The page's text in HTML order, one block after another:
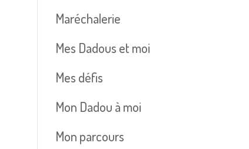
Maréchalerie
Mes Dadous et moi
Mes défis
Mon Dadou à moi
Mon parcours